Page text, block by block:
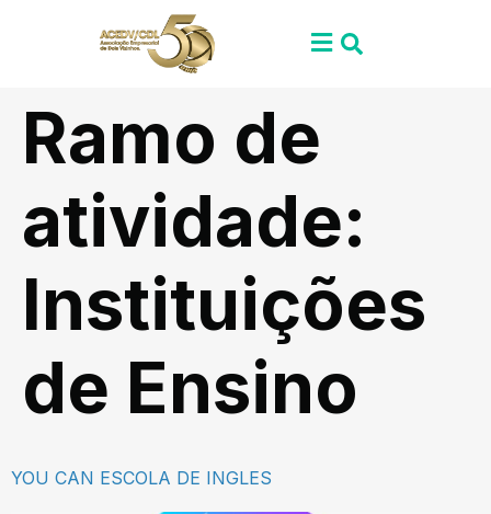
Ramo de
atividade:
Instituições
de Ensino
YOU CAN ESCOLA DE INGLES